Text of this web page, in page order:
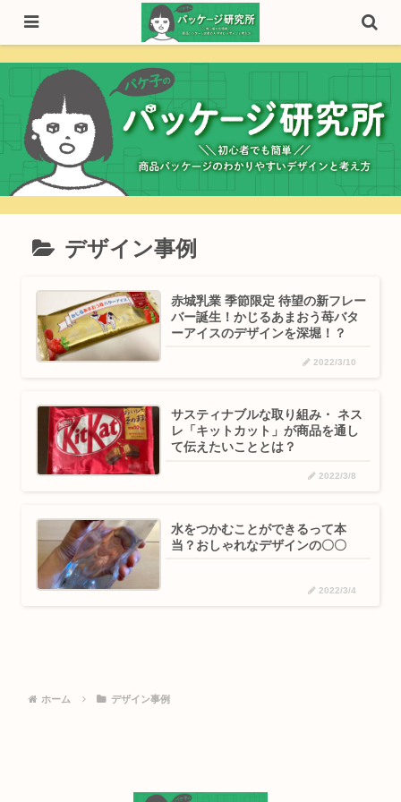
デザイン事例
赤城乳業 季節限定 待望の新フレー
バー誕生！かじるあまおう苺バタ
ーアイスのデザインを深堀！？
2022/3/10
サスティナブルな取り組み・ ネス
レ「キットカット」が商品を通し
て伝えたいこととは？
2022/3/8
水をつかむことができるって本
当？おしゃれなデザインの〇〇
2022/3/4
ホーム デザイン事例